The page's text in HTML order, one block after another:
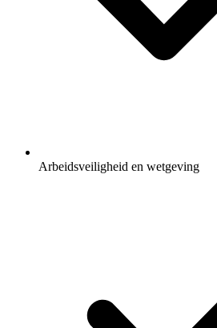
Arbeidsveiligheid en wetgeving